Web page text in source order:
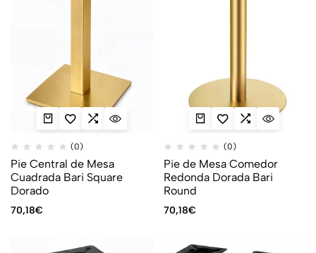
(0)
Pie Central de Mesa
Cuadrada Bari Square
Dorado
70,18€
(0)
Pie de Mesa Comedor
Redonda Dorada Bari
Round
70,18€